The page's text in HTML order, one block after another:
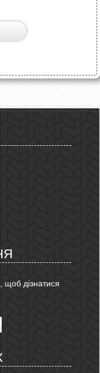
щоб дізнатися